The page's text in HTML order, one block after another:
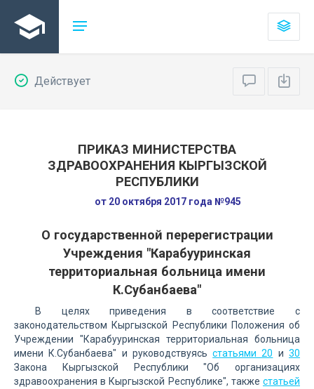
Действует
ПРИКАЗ МИНИСТЕРСТВА
ЗДРАВООХРАНЕНИЯ КЫРГЫЗСКОЙ
РЕСПУБЛИКИ
от 20 октября 2017 года №945
О государственной перерегистрации
Учреждения "Карабууринская
территориальная больница имени
К.Субанбаева"
В целях приведения в соответствие с
законодательством Кыргызской Республики Положения об
Учреждении "Карабууринская территориальная больница
имени К.Субанбаева" и руководствуясьстатьями 20 и30
Закона Кыргызской Республики "Об организациях
здравоохранения в Кыргызской Республике", также статьей